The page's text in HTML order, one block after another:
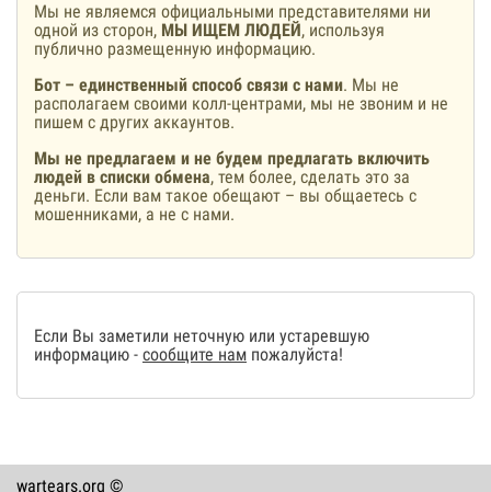
Мы не являемся официальными представителями ни
одной из сторон, МЫ ИЩЕМ ЛЮДЕЙ, используя
публично размещенную информацию.
Бот – единственный способ связи с нами. Мы не
располагаем своими колл-центрами, мы не звоним и не
пишем с других аккаунтов.
Мы не предлагаем и не будем предлагать включить
людей в списки обмена, тем более, сделать это за
деньги. Если вам такое обещают – вы общаетесь с
мошенниками, а не с нами.
Если Вы заметили неточную или устаревшую
информацию - сообщите нам пожалуйста!
wartears.org ©